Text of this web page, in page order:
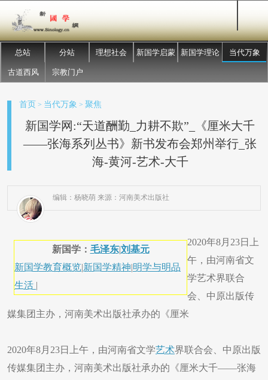
总站 分站 理想社会 新国学启蒙 新国学理论 当代万象
古道西风 宗教门户
首页 > 当代万象 > 聚焦
新国学网:“天道酬勤_力耕不欺”_《厘米大千
——张海系列丛书》新书发布会郑州举行_张
海-黄河-艺术-大千
编辑：杨晓萌 来源：河南美术出版社
新国学： 毛泽东|刘基元
新国学教育概览|新国学精神|明学与明品
生活 |
2020年8月23日上
午，由河南省文
学艺术界联合
会、中原出版传
媒集团主办，河南美术出版社承办的《厘米
2020年8月23日上午，由河南省文学艺术界联合会、中原出版
传媒集团主办，河南美术出版社承办的《厘米大千——张海